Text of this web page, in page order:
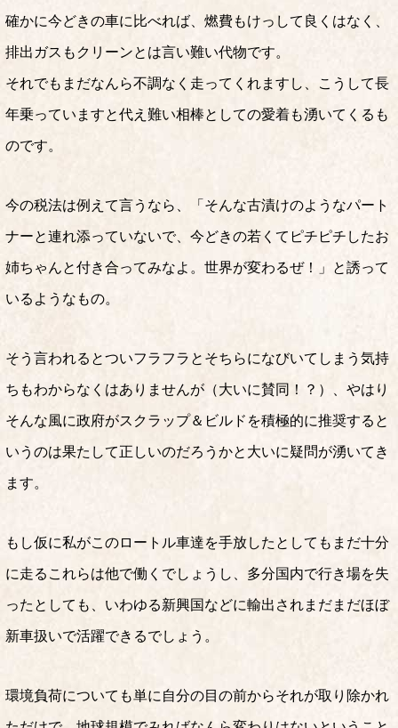
確かに今どきの車に比べれば、燃費もけっして良くはなく、
排出ガスもクリーンとは言い難い代物です。
それでもまだなんら不調なく走ってくれますし、こうして長
年乗っていますと代え難い相棒としての愛着も湧いてくるも
のです。
今の税法は例えて言うなら、「そんな古漬けのようなパート
ナーと連れ添っていないで、今どきの若くてピチピチしたお
姉ちゃんと付き合ってみなよ。世界が変わるぜ！」と誘って
いるようなもの。
そう言われるとついフラフラとそちらになびいてしまう気持
ちもわからなくはありませんが（大いに賛同！？）、やはり
そんな風に政府がスクラップ＆ビルドを積極的に推奨すると
いうのは果たして正しいのだろうかと大いに疑問が湧いてき
ます。
もし仮に私がこのロートル車達を手放したとしてもまだ十分
に走るこれらは他で働くでしょうし、多分国内で行き場を失
ったとしても、いわゆる新興国などに輸出されまだまだほぼ
新車扱いで活躍できるでしょう。
環境負荷についても単に自分の目の前からそれが取り除かれ